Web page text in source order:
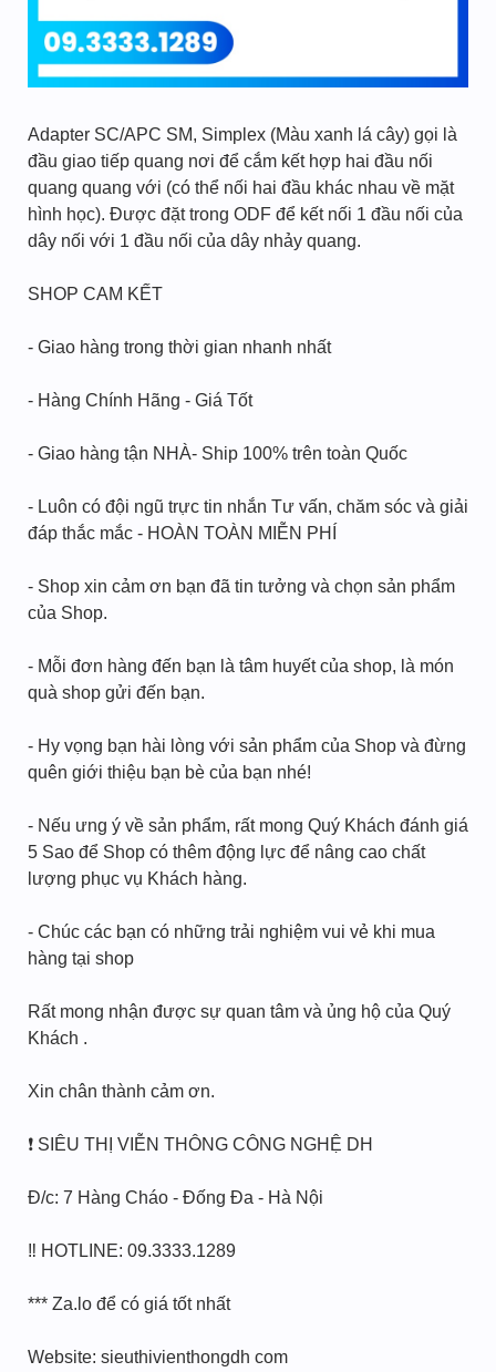
Adapter SC/APC SM, Simplex (Màu xanh lá cây) gọi là
đầu giao tiếp quang nơi để cắm kết hợp hai đầu nối
quang quang với (có thể nối hai đầu khác nhau về mặt
hình học). Được đặt trong ODF để kết nối 1 đầu nối của
dây nối với 1 đầu nối của dây nhảy quang.
SHOP CAM KẾT
- Giao hàng trong thời gian nhanh nhất
- Hàng Chính Hãng - Giá Tốt
- Giao hàng tận NHÀ- Ship 100% trên toàn Quốc
- Luôn có đội ngũ trực tin nhắn Tư vấn, chăm sóc và giải
đáp thắc mắc - HOÀN TOÀN MIỄN PHÍ
- Shop xin cảm ơn bạn đã tin tưởng và chọn sản phẩm
của Shop.
- Mỗi đơn hàng đến bạn là tâm huyết của shop, là món
quà shop gửi đến bạn.
- Hy vọng bạn hài lòng với sản phẩm của Shop và đừng
quên giới thiệu bạn bè của bạn nhé!
- Nếu ưng ý về sản phẩm, rất mong Quý Khách đánh giá
5 Sao để Shop có thêm động lực để nâng cao chất
lượng phục vụ Khách hàng.
- Chúc các bạn có những trải nghiệm vui vẻ khi mua
hàng tại shop
Rất mong nhận được sự quan tâm và ủng hộ của Quý
Khách .
Xin chân thành cảm ơn.
❗ SIÊU THỊ VIỄN THÔNG CÔNG NGHỆ DH
Đ/c: 7 Hàng Cháo - Đống Đa - Hà Nội
‼️ HOTLINE: 09.3333.1289
*** Za.lo để có giá tốt nhất
Website: sieuthivienthongdh com